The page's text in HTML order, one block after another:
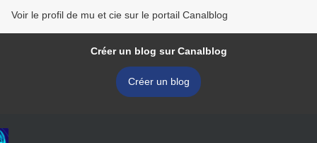
Voir le profil de mu et cie sur le portail Canalblog
Créer un blog sur Canalblog
Créer un blog